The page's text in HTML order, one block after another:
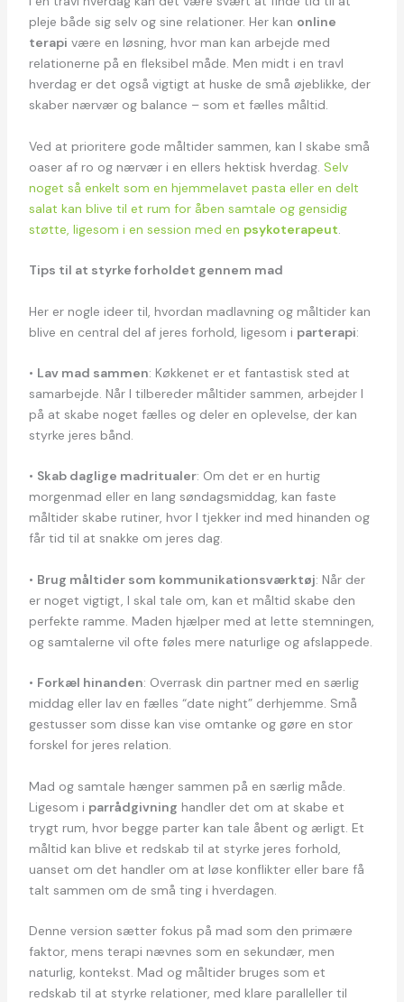
pleje både sig selv og sine relationer. Her kan online
terapi være en løsning, hvor man kan arbejde med
relationerne på en fleksibel måde. Men midt i en travl
hverdag er det også vigtigt at huske de små øjeblikke, der
skaber nærvær og balance – som et fælles måltid.
Ved at prioritere gode måltider sammen, kan I skabe små
oaser af ro og nærvær i en ellers hektisk hverdag. Selv
noget så enkelt som en hjemmelavet pasta eller en delt
salat kan blive til et rum for åben samtale og gensidig
støtte, ligesom i en session med en psykoterapeut.
Tips til at styrke forholdet gennem mad
Her er nogle ideer til, hvordan madlavning og måltider kan
blive en central del af jeres forhold, ligesom i parterapi:
• Lav mad sammen: Køkkenet er et fantastisk sted at
samarbejde. Når I tilbereder måltider sammen, arbejder I
på at skabe noget fælles og deler en oplevelse, der kan
styrke jeres bånd.
• Skab daglige madritualer: Om det er en hurtig
morgenmad eller en lang søndagsmiddag, kan faste
måltider skabe rutiner, hvor I tjekker ind med hinanden og
får tid til at snakke om jeres dag.
• Brug måltider som kommunikationsværktøj: Når der
er noget vigtigt, I skal tale om, kan et måltid skabe den
perfekte ramme. Maden hjælper med at lette stemningen,
og samtalerne vil ofte føles mere naturlige og afslappede.
• Forkæl hinanden: Overrask din partner med en særlig
middag eller lav en fælles “date night” derhjemme. Små
gestusser som disse kan vise omtanke og gøre en stor
forskel for jeres relation.
Mad og samtale hænger sammen på en særlig måde.
Ligesom i parrådgivning handler det om at skabe et
trygt rum, hvor begge parter kan tale åbent og ærligt. Et
måltid kan blive et redskab til at styrke jeres forhold,
uanset om det handler om at løse konflikter eller bare få
talt sammen om de små ting i hverdagen.
Denne version sætter fokus på mad som den primære
faktor, mens terapi nævnes som en sekundær, men
naturlig, kontekst. Mad og måltider bruges som et
redskab til at styrke relationer, med klare paralleller til